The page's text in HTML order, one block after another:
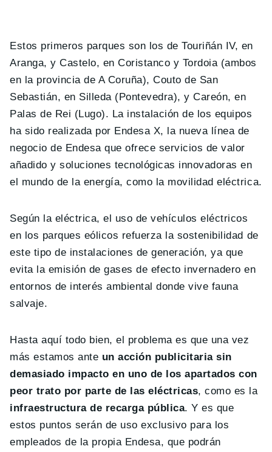
Estos primeros parques son los de Touriñán IV, en
Aranga, y Castelo, en Coristanco y Tordoia (ambos
en la provincia de A Coruña), Couto de San
Sebastián, en Silleda (Pontevedra), y Careón, en
Palas de Rei (Lugo). La instalación de los equipos
ha sido realizada por Endesa X, la nueva línea de
negocio de Endesa que ofrece servicios de valor
añadido y soluciones tecnológicas innovadoras en
el mundo de la energía, como la movilidad eléctrica.
Según la eléctrica, el uso de vehículos eléctricos
en los parques eólicos refuerza la sostenibilidad de
este tipo de instalaciones de generación, ya que
evita la emisión de gases de efecto invernadero en
entornos de interés ambiental donde vive fauna
salvaje.
Hasta aquí todo bien, el problema es que una vez
más estamos ante un acción publicitaria sin
demasiado impacto en uno de los apartados con
peor trato por parte de las eléctricas, como es la
infraestructura de recarga pública. Y es que
estos puntos serán de uso exclusivo para los
empleados de la propia Endesa, que podrán